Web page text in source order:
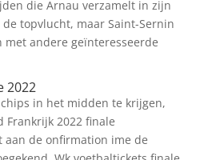
die Arnau verzamelt in zijn
topvlucht, maar Saint-Sernin
andere geïnteresseerde
2022
in het midden te krijgen,
Frankrijk 2022 finale
aan de onfirmation ime de